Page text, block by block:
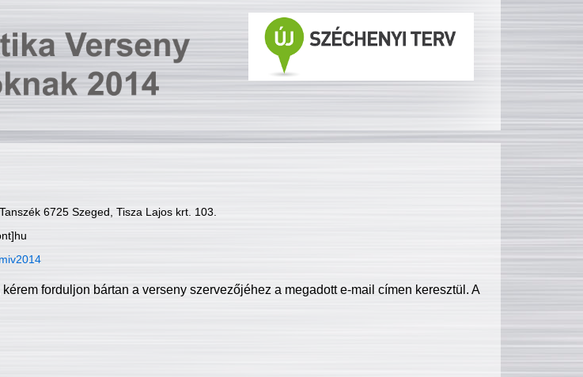
6725 Szeged, Tisza Lajos krt. 103.
forduljon bártan a verseny szervezőjéhez a megadott e-mail címen keresztül. A